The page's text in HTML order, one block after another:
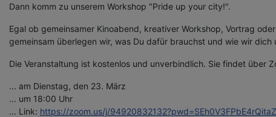
Dann komm zu unserem Workshop "Pride up your city!".
Egal ob gemeinsamer Kinoabend, kreativer Workshop, Vortrag
gemeinsam überlegen wir, was Du dafür brauchst und wie wir dich
Die Veranstaltung ist kostenlos und unverbindlich. Sie findet über
... am Dienstag, den 23. März
... um 18:00 Uhr
... Link: https://zoom.us/j/